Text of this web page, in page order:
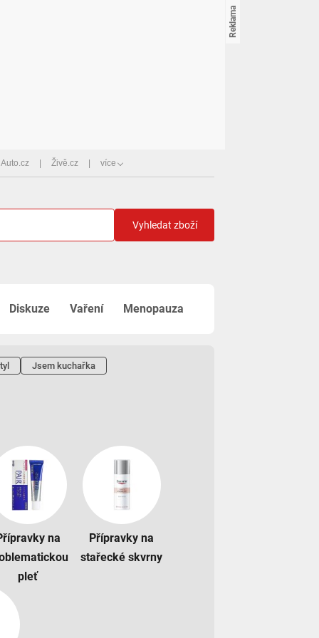
Auto.cz Živě.cz více
Vyhledat zboží
Diskuze Vaření Menopauza
Jsem kuchařka
na
pleť
Přípravky na
stařecké skvrny